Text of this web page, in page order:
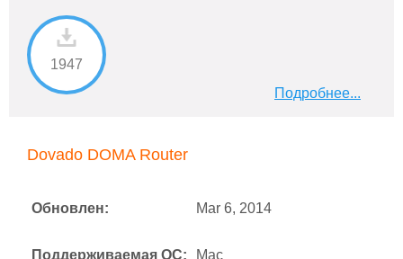
1947
Подробнее...
Dovado DOMA Router
Обновлен: Mar 6, 2014
Поддерживаемая ОС: Mac